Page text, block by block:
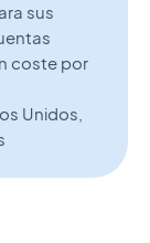
sus
coste por
Unidos,